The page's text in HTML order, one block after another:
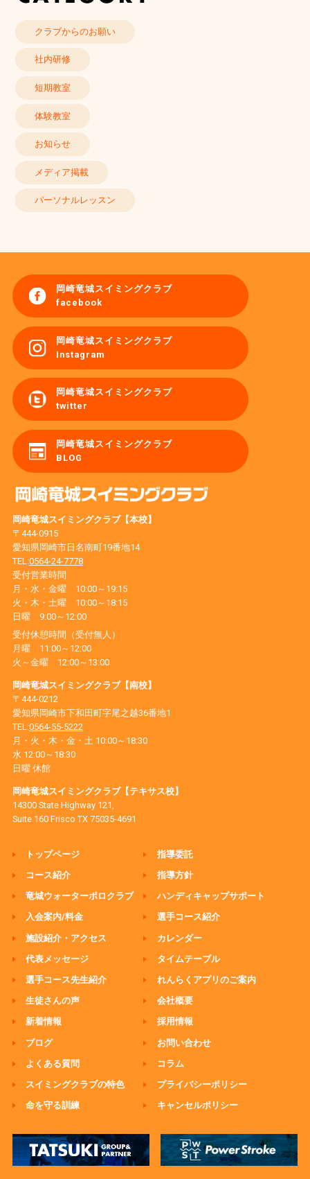
クラブからのお願い
社内研修
短期教室
体験教室
お知らせ
メディア掲載
パーソナルレッスン
岡崎竜城スイミングクラブ
facebook
岡崎竜城スイミングクラブ
Instagram
岡崎竜城スイミングクラブ
twitter
岡崎竜城スイミングクラブ
BLOG
岡崎竜城スイミングクラブ【本校】
〒444-0915
愛知県岡崎市日名南町19番地14
TEL:0564-24-7778
受付営業時間
月・水・金曜 10:00～19:15
火・木・土曜 10:00～18:15
日曜 9:00～12:00
受付休憩時間（受付無人）
月曜 11:00～12:00
火～金曜 12:00～13:00
岡崎竜城スイミングクラブ【南校】
〒444-0212
愛知県岡崎市下和田町字尾之越36番地1
TEL:0564-55-5222
月・火・木・金・土 10:00～18:30
水 12:00～18:30
日曜 休館
岡崎竜城スイミングクラブ【テキサス校】
14300 State Highway 121,
Suite 160 Frisco TX 75035-4691
トップページ
コース紹介
竜城ウォーターポロクラブ
入会案内/料金
施設紹介・アクセス
代表メッセージ
選手コース先生紹介
生徒さんの声
新着情報
ブログ
よくある質問
スイミングクラブの特色
命を守る訓練
指導委託
指導方針
ハンディキャップサポート
選手コース紹介
カレンダー
タイムテーブル
れんらくアプリのご案内
会社概要
採用情報
お問い合わせ
コラム
プライバシーポリシー
キャンセルポリシー